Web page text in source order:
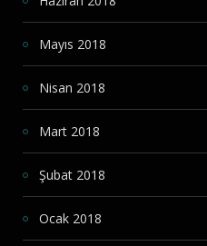
Mayıs 2018
Nisan 2018
Mart 2018
Şubat 2018
Ocak 2018